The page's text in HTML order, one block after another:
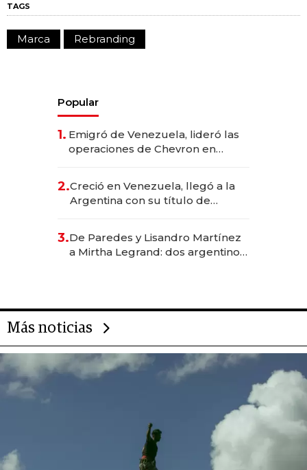
TAGS
Marca Rebranding
Popular
1. Emigró de Venezuela, lideró las
operaciones de Chevron en
2.Creció en Venezuela, llegó a la
Argentina con su título de
las marcas "fast premium"
3.De Paredes y Lisandro Martínez
a Mirtha Legrand: dos argentinos
Más noticias